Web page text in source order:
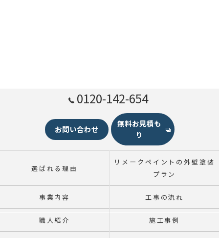
0120-142-654
お問い合わせ
無料お見積も
り
選ばれる理由
リメークペイントの外壁塗装
プラン
事業内容 工事の流れ
職人紹介 施工事例